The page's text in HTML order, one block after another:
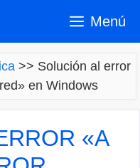
Menú
>> Solución al error
en Windows
«A